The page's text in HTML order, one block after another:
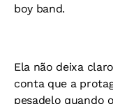
boy band.
Ela não deixa
conta que a
pesadelo quando